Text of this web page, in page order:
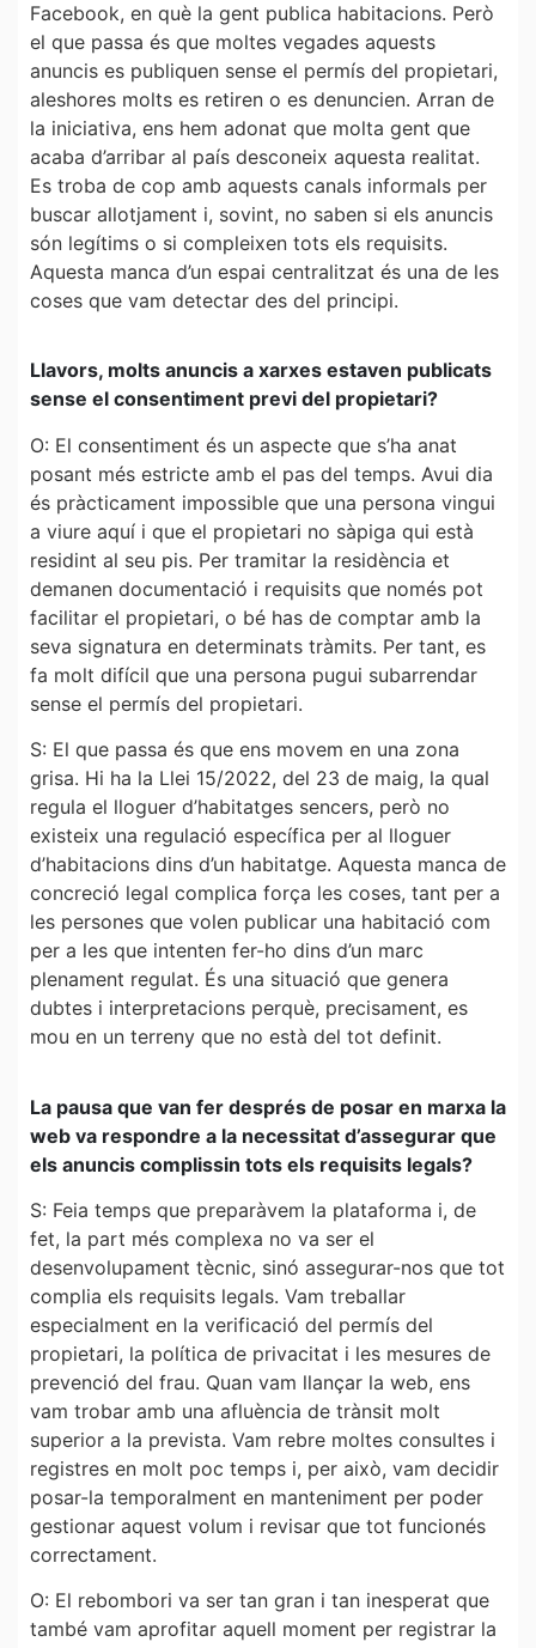
Facebook, en què la gent publica habitacions. Però
el que passa és que moltes vegades aquests
anuncis es publiquen sense el permís del propietari,
aleshores molts es retiren o es denuncien. Arran de
la iniciativa, ens hem adonat que molta gent que
acaba d’arribar al país desconeix aquesta realitat.
Es troba de cop amb aquests canals informals per
buscar allotjament i, sovint, no saben si els anuncis
són legítims o si compleixen tots els requisits.
Aquesta manca d’un espai centralitzat és una de les
coses que vam detectar des del principi.
Llavors, molts anuncis a xarxes estaven publicats
sense el consentiment previ del propietari?
O: El consentiment és un aspecte que s’ha anat
posant més estricte amb el pas del temps. Avui dia
és pràcticament impossible que una persona vingui
a viure aquí i que el propietari no sàpiga qui està
residint al seu pis. Per tramitar la residència et
demanen documentació i requisits que només pot
facilitar el propietari, o bé has de comptar amb la
seva signatura en determinats tràmits. Per tant, es
fa molt difícil que una persona pugui subarrendar
sense el permís del propietari.
S: El que passa és que ens movem en una zona
grisa. Hi ha la Llei 15/2022, del 23 de maig, la qual
regula el lloguer d’habitatges sencers, però no
existeix una regulació específica per al lloguer
d’habitacions dins d’un habitatge. Aquesta manca de
concreció legal complica força les coses, tant per a
les persones que volen publicar una habitació com
per a les que intenten fer-ho dins d’un marc
plenament regulat. És una situació que genera
dubtes i interpretacions perquè, precisament, es
mou en un terreny que no està del tot definit.
La pausa que van fer després de posar en marxa la
web va respondre a la necessitat d’assegurar que
els anuncis complissin tots els requisits legals?
S: Feia temps que preparàvem la plataforma i, de
fet, la part més complexa no va ser el
desenvolupament tècnic, sinó assegurar-nos que tot
complia els requisits legals. Vam treballar
especialment en la verificació del permís del
propietari, la política de privacitat i les mesures de
prevenció del frau. Quan vam llançar la web, ens
vam trobar amb una afluència de trànsit molt
superior a la prevista. Vam rebre moltes consultes i
registres en molt poc temps i, per això, vam decidir
posar-la temporalment en manteniment per poder
gestionar aquest volum i revisar que tot funcionés
correctament.
O: El rebombori va ser tan gran i tan inesperat que
també vam aprofitar aquell moment per registrar la